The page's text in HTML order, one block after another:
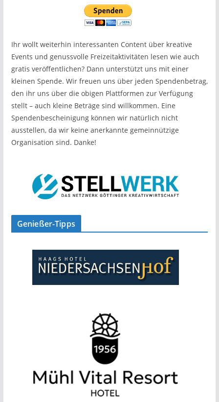
Ihr wollt weiterhin interessanten Content über kreative
Events und genussvolle Freizeitaktivitäten lesen wie auch
gratis veröffentlichen? Dann unterstützt uns mit einer
kleinen Spende. Wir freuen uns über jeden Spendenbetrag,
den ihr uns über die obigen Plattformen zur Verfügung
stellt – auch kleine Beträge sind willkommen. Eine
Spendenbescheinigung können wir natürlich nicht
ausstellen, da wir keine anerkannte gemeinnützige
Organisation sind. Danke!
Genießer-Tipps